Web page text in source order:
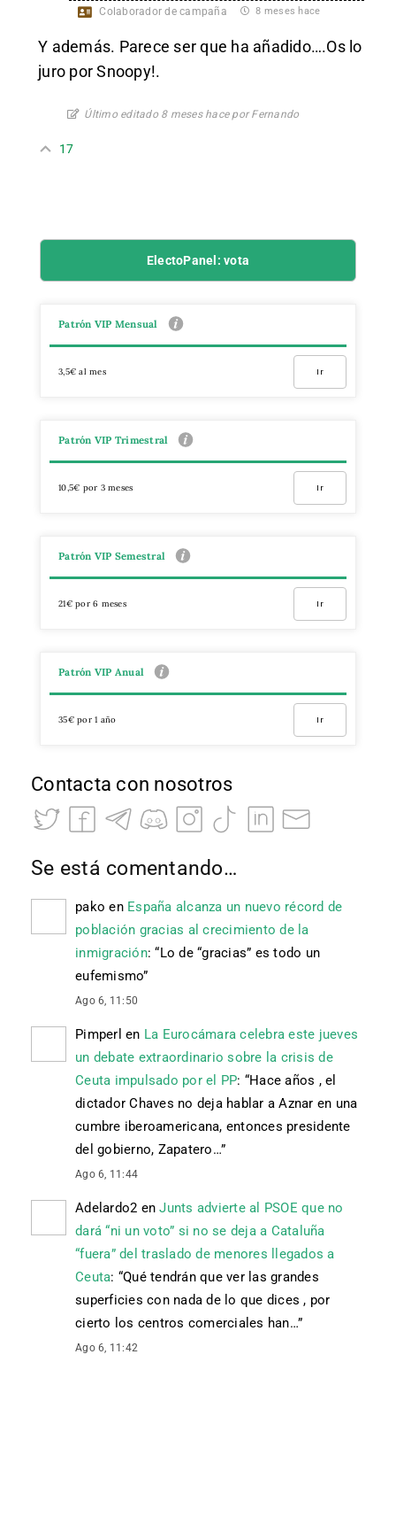
Colaborador de campaña 8 meses hace
Y además. Parece ser que ha añadido….Os lo
juro por Snoopy!.
Último editado 8 meses hace por Fernando
17
ElectoPanel: vota
Patrón VIP Mensual
3,5€ al mes Ir
Patrón VIP Trimestral
10,5€ por 3 meses Ir
Patrón VIP Semestral
21€ por 6 meses Ir
Patrón VIP Anual
35€ por 1 año Ir
Contacta con nosotros
Se está comentando…
pako en España alcanza un nuevo récord de
población gracias al crecimiento de la
inmigración: “Lo de “gracias” es todo un
eufemismo”
Ago 6, 11:50
Pimperl en La Eurocámara celebra este jueves
un debate extraordinario sobre la crisis de
Ceuta impulsado por el PP: “Hace años , el
dictador Chaves no deja hablar a Aznar en una
cumbre iberoamericana, entonces presidente
del gobierno, Zapatero…”
Ago 6, 11:44
Adelardo2 enJunts advierte al PSOE que no
dará “ni un voto” si no se deja a Cataluña
“fuera” del traslado de menores llegados a
Ceuta: “Qué tendrán que ver las grandes
superficies con nada de lo que dices , por
cierto los centros comerciales han…”
Ago 6, 11:42